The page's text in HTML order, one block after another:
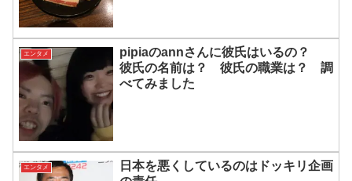
エンタメ
pipiaのannさんに彼氏はいるの？
彼氏の名前は？ 彼氏の職業は？ 調
べてみました
エンタメ
日本を悪くしているのはドッキリ企画